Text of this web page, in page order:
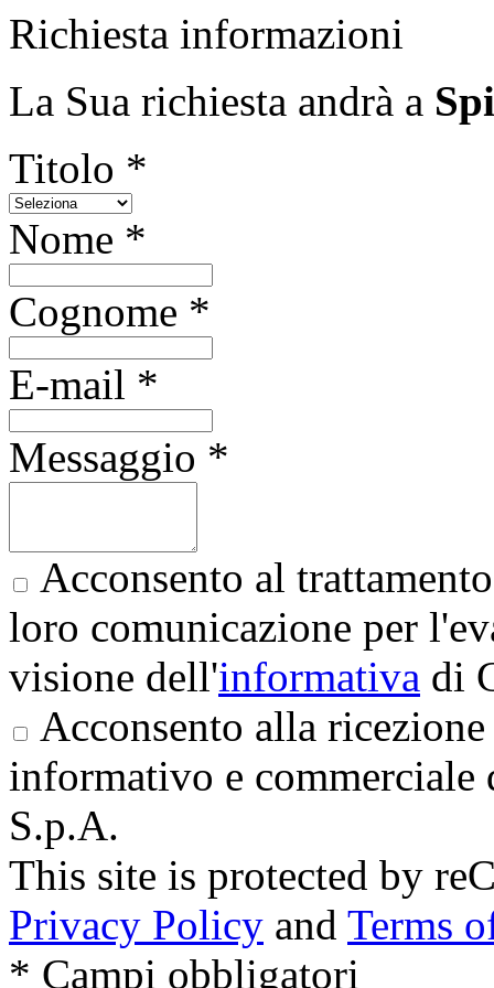
Richiesta informazioni
La Sua richiesta andrà a
Titolo *
Nome *
Cognome *
E-mail *
Messaggio *
Acconsento al
loro comunicazione per
visione dell'informativa di
Acconsento alla
informativo e
S.p.A.
This site is protected by
Privacy Policy and Terms
* Campi obbligatori